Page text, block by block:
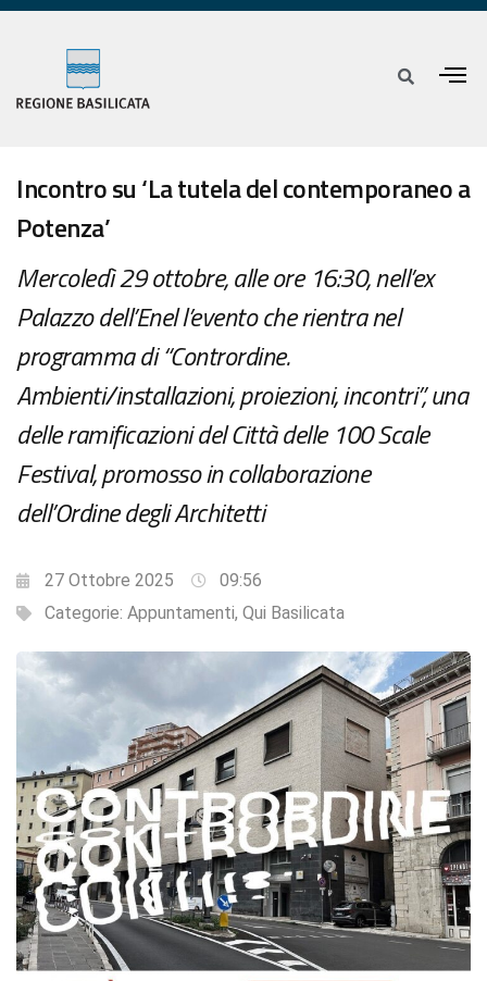
Incontro su ‘La tutela del contemporaneo a
Potenza’
Mercoledì 29 ottobre, alle ore 16:30, nell’ex
Palazzo dell’Enel l’evento che rientra nel
programma di “Contrordine.
Ambienti/installazioni, proiezioni, incontri”, una
delle ramificazioni del Città delle 100 Scale
Festival, promosso in collaborazione
dell’Ordine degli Architetti
27 Ottobre 2025
09:56
Categorie: Appuntamenti, Qui Basilicata